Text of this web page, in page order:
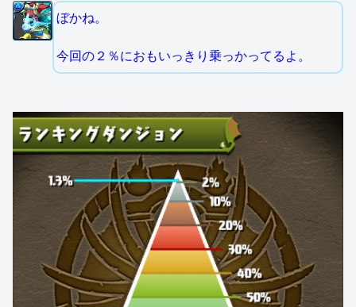
ぼかね。
今回の２％におもいっきり乗っかってるよ。